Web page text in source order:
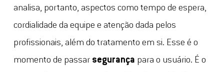
analisa, portanto, aspectos como tempo de espera,
cordialidade da equipe e atenção dada pelos
profissionais, além do tratamento em si. Esse é o
momento de passar segurança para o usuário. É o